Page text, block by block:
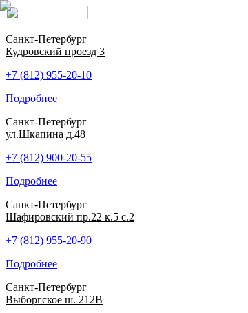
Санкт-Петербург
Кудровский проезд 3
+7 (812) 955-20-10
Подробнее
Санкт-Петербург
ул.Шкапина д.48
+7 (812) 900-20-55
Подробнее
Санкт-Петербург
Шафировский пр.22 к.5 с.2
+7 (812) 955-20-90
Подробнее
Санкт-Петербург
Выборгское ш. 212В